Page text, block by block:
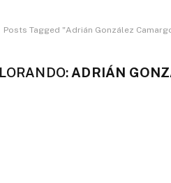
Posts Tagged "Adrián González
ADRIÁN